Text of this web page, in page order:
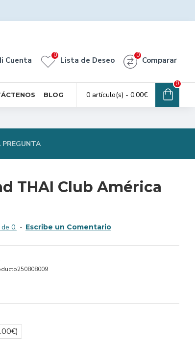
Cuenta Lista de Deseo
0
Comparar
0
BLOG 0 artículo(s) - 0.00€
0
THAI Club América
0. - Escribe un Comentario